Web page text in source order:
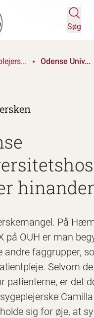
Søg
Odense Univ...
På
på OUH er man
andre faggrupper,
Selvom
patienterne, er det
sig for øje, at